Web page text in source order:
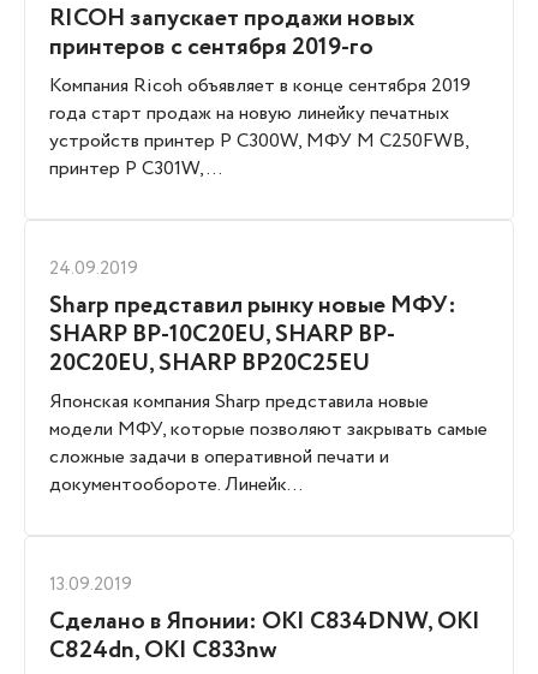
RICOH запускает продажи новых
принтеров с сентября 2019-го
Компания Ricoh объявляет в конце сентября 2019
года старт продаж на новую линейку печатных
устройств принтер P C300W, МФУ M C250FWB,
принтер P C301W, ...
24.09.2019
Sharp представил рынку новые МФУ:
SHARP BP-10C20EU, SHARP BP-
20C20EU, SHARP BP20C25EU
Японская компания Sharp представила новые
модели МФУ, которые позволяют закрывать самые
сложные задачи в оперативной печати и
документообороте. Линейк...
13.09.2019
Сделано в Японии: OKI C834DNW, OKI
C824dn, OKI C833nw